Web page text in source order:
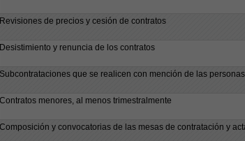
Revisiones de precios y cesión de contratos
Desistimiento y renuncia de los contratos
Subcontrataciones que se realicen con mención de las
Contratos menores, al menos trimestralmente
Composición y convocatorias de las mesas de contratación y